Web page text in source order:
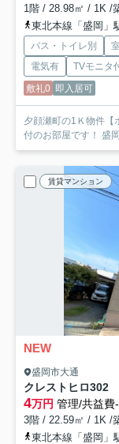
1階 / 28.98㎡ / 1K /
東北本線「盛岡」
バス・トイレ別
電気有
TVモニタ
敷礼0 即入居可
夕顔瀬町の1Ｋ物件
付の
賃貸マンション
NEW
盛岡市大通
クレストヒロ302
4万円 管理/共益費-
3階 / 22.59㎡ / 1K /
東北本線「盛岡」